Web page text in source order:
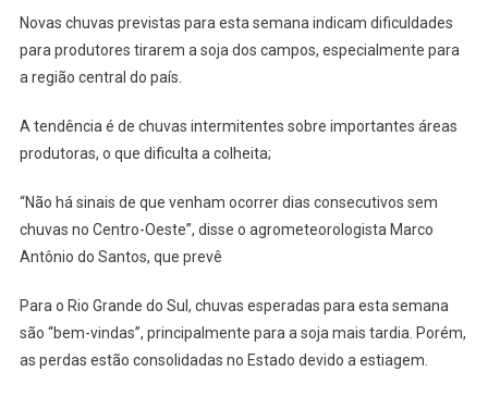
Novas chuvas previstas para esta semana indicam dificuldades
para produtores tirarem a soja dos campos, especialmente para
a região central do país.
A tendência é de chuvas intermitentes sobre importantes áreas
produtoras, o que dificulta a colheita;
“Não há sinais de que venham ocorrer dias consecutivos sem
chuvas no Centro-Oeste”, disse o agrometeorologista Marco
Antônio do Santos, que prevê
Para o Rio Grande do Sul, chuvas esperadas para esta semana
são “bem-vindas”, principalmente para a soja mais tardia. Porém,
as perdas estão consolidadas no Estado devido a estiagem.